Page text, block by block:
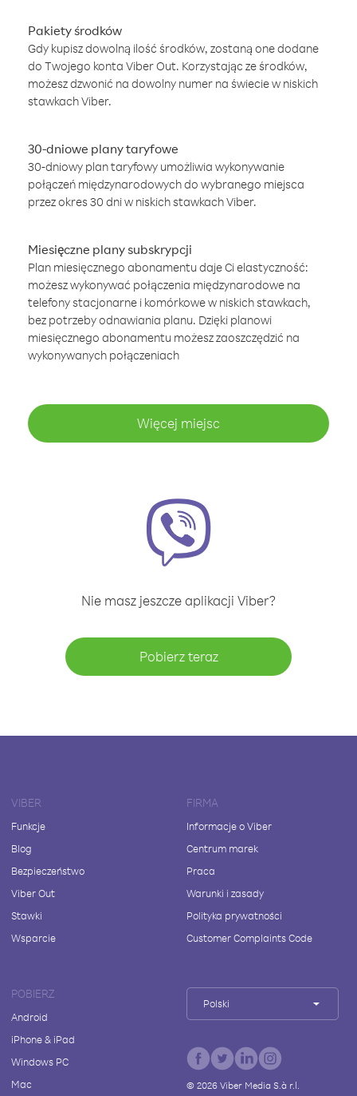
Pakiety środków
Gdy kupisz dowolną ilość środków, zostaną one dodane
do Twojego konta Viber Out. Korzystając ze środków,
możesz dzwonić na dowolny numer na świecie w niskich
stawkach Viber.
30-dniowe plany taryfowe
30-dniowy plan taryfowy umożliwia wykonywanie
połączeń międzynarodowych do wybranego miejsca
przez okres 30 dni w niskich stawkach Viber.
Miesięczne plany subskrypcji
Plan miesięcznego abonamentu daje Ci elastyczność:
możesz wykonywać połączenia międzynarodowe na
telefony stacjonarne i komórkowe w niskich stawkach,
bez potrzeby odnawiania planu. Dzięki planowi
miesięcznego abonamentu możesz zaoszczędzić na
wykonywanych połączeniach
Więcej miejsc
Nie masz jeszcze aplikacji Viber?
Pobierz teraz
VIBER
Funkcje
Blog
Bezpieczeństwo
Viber Out
Stawki
Wsparcie
FIRMA
Informacje o Viber
Centrum marek
Praca
Warunki i zasady
Polityka prywatności
Customer Complaints Code
POBIERZ
Android
iPhone & iPad
Windows PC
Mac
Polski
© 2026Viber Media S.à r.l.